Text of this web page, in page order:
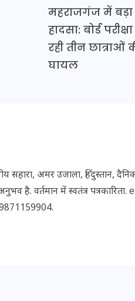
महराजगंज में
हादसा: बोर्ड
रही तीन छात्राओं
घायल
अमर उजाला, हिंदुस्तान,
है. वर्तमान में स्वतंत्र